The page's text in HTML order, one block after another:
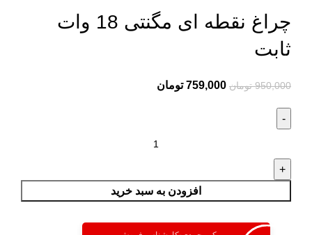
چراغ نقطه ای مگنتی 18 وات
ثابت
950,000 تومان 759,000 تومان
افزودن به سبد خرید